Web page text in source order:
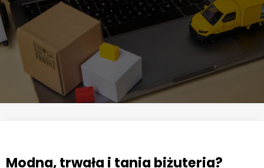
Modna, trwała i tania biżuteria?